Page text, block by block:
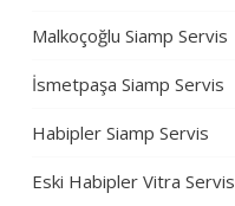
Malkoçoğlu Siamp Servis
İsmetpaşa Siamp Servis
Habipler Siamp Servis
Eski Habipler Vitra Servis